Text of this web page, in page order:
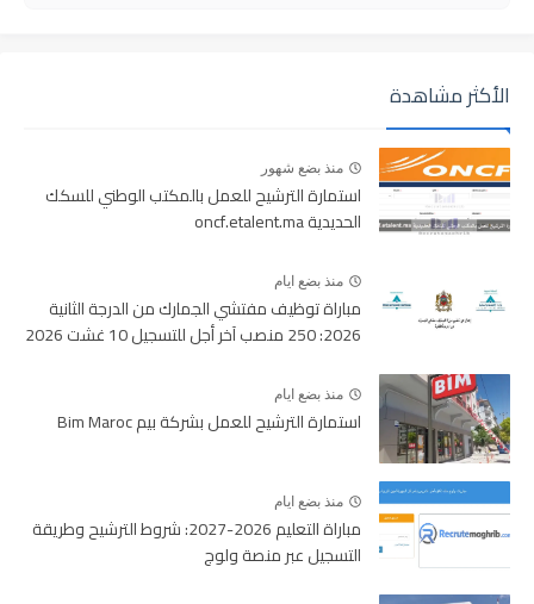
الأكثر مشاهدة
منذ بضع شهور
استمارة الترشيح للعمل بالمكتب الوطني للسكك
الحديدية oncf.etalent.ma
منذ بضع ايام
مباراة توظيف مفتشي الجمارك من الدرجة الثانية
2026: 250 منصب آخر أجل للتسجيل 10 غشت 2026
منذ بضع ايام
استمارة الترشيح للعمل بشركة بيم Bim Maroc
منذ بضع ايام
مباراة التعليم 2026-2027: شروط الترشيح وطريقة
التسجيل عبر منصة ولوج